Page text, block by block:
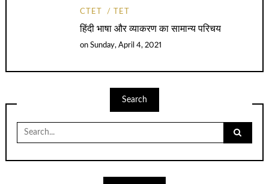
CTET TET
हिंदी भाषा और व्याकरण का सामान्य परिचय
onSunday, April 4, 2021
Search
Search
for: